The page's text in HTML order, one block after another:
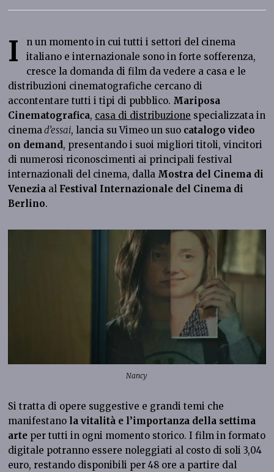
I
n un momento in cui tutti i settori del cinema
italiano e internazionale sono in forte sofferenza,
cresce la domanda di film da vedere a casa e le
distribuzioni cinematografiche cercano di
accontentare tutti i tipi di pubblico. Mariposa
Cinematografica, casa di distribuzione specializzata in
cinema d’essai, lancia su Vimeo un suo catalogo video
on demand, presentando i suoi migliori titoli, vincitori
di numerosi riconoscimenti ai principali festival
internazionali del cinema, dalla Mostra del Cinema di
Venezia al Festival Internazionale del Cinema di
Berlino.
Nancy
Si tratta di opere suggestive e grandi temi che
manifestano la vitalità e l’importanza della settima
arte per tutti in ogni momento storico. I film in formato
digitale potranno essere noleggiati al costo di soli 3,04
euro, restando disponibili per 48 ore a partire dal